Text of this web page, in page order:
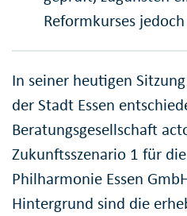
Reformkurses
In seiner heutigen
der Stadt Essen
Beratungsgesellschaft
Zukunftsszenario 1 für
Philharmonie Essen
Hintergrund sind die